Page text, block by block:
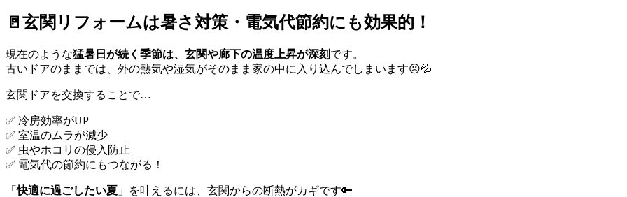
🚪玄関リフォームは暑さ対策・電気代節約にも効果的！
現在のような猛暑日が続く季節は、玄関や廊下の温度上昇が深刻 です。
古いドアのままでは、外の熱気や湿気がそのまま家の中に入り込んでしまいます😣💦
玄関ドアを交換することで…
✅ 冷房効率がUP
✅ 室温のムラが減少
✅ 虫やホコリの侵入防止
✅ 電気代の節約にもつながる！
「快適に過ごしたい夏 」を叶えるには、玄関からの断熱がカギです🔑